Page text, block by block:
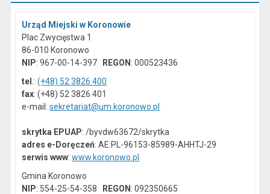
Urząd Miejski w Koronowie
Plac Zwycięstwa 1
86-010 Koronowo
NIP: 967-00-14-397 REGON : 000523436
tel .:(+48) 52 3826 400
fax: (+48) 52 3826 401
e-mail:sekretariat@um.koronowo.pl
skrytka EPUAP: /byvdw63672/skrytka
adres e-Doręczeń: AE:PL-96153-85989-AHHTJ-29
serwis www:www.koronowo.pl
Gmina Koronowo
NIP: 554-25-54-358 REGON : 092350665